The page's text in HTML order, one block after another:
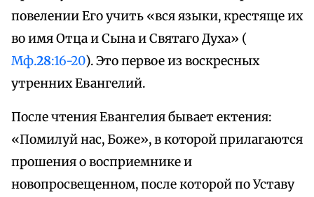
повелении Его учить «вся языки, крестяще их
во имя Отца и Сына и Святаго Духа» (
Мф.28:16-20). Это первое из воскресных
утренних Евангелий.
После чтения Евангелия бывает ектения:
«Помилуй нас, Боже», в которой прилагаются
прошения о восприемнике и
новопросвещенном, после которой по Уставу